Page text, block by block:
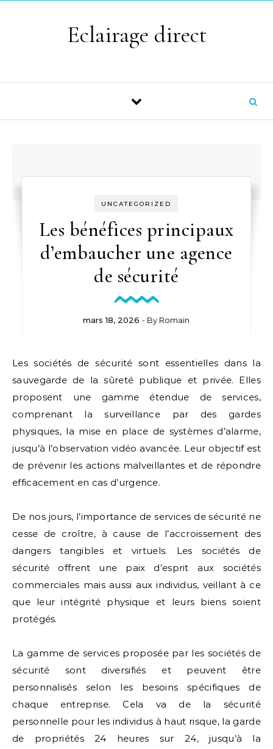
Eclairage direct
UNCATEGORIZED
Les bénéfices principaux
d’embaucher une agence
de sécurité
mars 18, 2026 - By Romain
Les sociétés de sécurité sont essentielles dans la
sauvegarde de la sûreté publique et privée. Elles
proposent une gamme étendue de services,
comprenant la surveillance par des gardes
physiques, la mise en place de systèmes d’alarme,
jusqu’à l’observation vidéo avancée. Leur objectif est
de prévenir les actions malveillantes et de répondre
efficacement en cas d’urgence.
De nos jours, l’importance de services de sécurité ne
cesse de croître, à cause de l’accroissement des
dangers tangibles et virtuels. Les sociétés de
sécurité offrent une paix d’esprit aux sociétés
commerciales mais aussi aux individus, veillant à ce
que leur intégrité physique et leurs biens soient
protégés.
La gamme de services proposée par les sociétés de
sécurité sont diversifiés et peuvent être
personnalisés selon les besoins spécifiques de
chaque entreprise. Cela va de la sécurité
personnelle pour les individus à haut risque, la garde
de propriétés 24 heures sur 24, jusqu’à la